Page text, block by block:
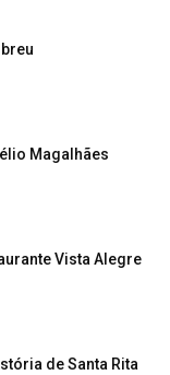
Magalhães
Vista Alegre
de Santa Rita